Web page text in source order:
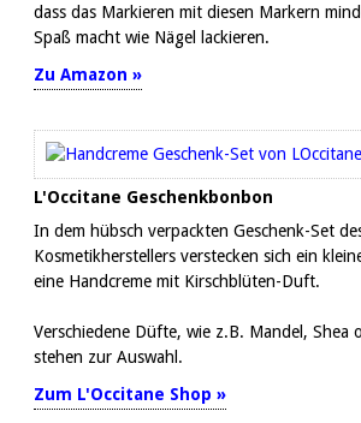
dass das Markieren mit diesen Markern
Spaß macht wie Nägel lackieren.
Zu Amazon »
L'Occitane Geschenkbonbon
In dem hübsch verpackten Geschenk-Set
Kosmetikherstellers verstecken sich ein
eine Handcreme mit Kirschblüten-Duft.
Verschiedene Düfte, wie z.B. Mandel, Shea
stehen zur Auswahl.
Zum L'Occitane Shop »